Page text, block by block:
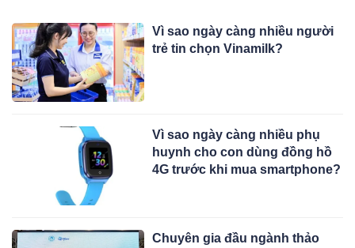
Vì sao ngày càng nhiều người
trẻ tin chọn Vinamilk?
Vì sao ngày càng nhiều phụ
huynh cho con dùng đồng hồ
4G trước khi mua smartphone?
Chuyên gia đầu ngành thảo